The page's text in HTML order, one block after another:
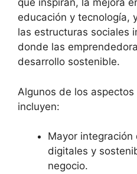
que inspiran, la mejora
educación y tecnología,
las estructuras sociales
donde las
desarrollo sostenible.
Algunos de los
incluyen:
Mayor integración
digitales y
negocio.